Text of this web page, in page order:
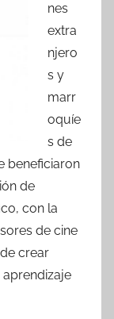
nes
extra
njero
s y
marr
oquíe
s de
beneficiaron
de
con la
de cine
crear